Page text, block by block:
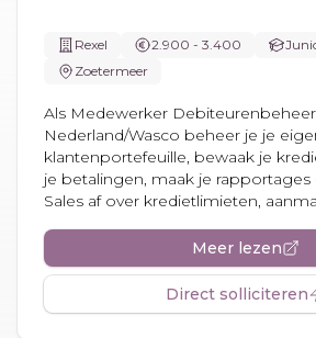
Rexel 2.900 - 3.400
Zoetermeer
Als Medewerker
Nederland/Wasco beheer je je
klantenportefeuille, bewaak je
je betalingen, maak je
Sales af over kredietlimieten,
Meer lezen
Direct solliciteren